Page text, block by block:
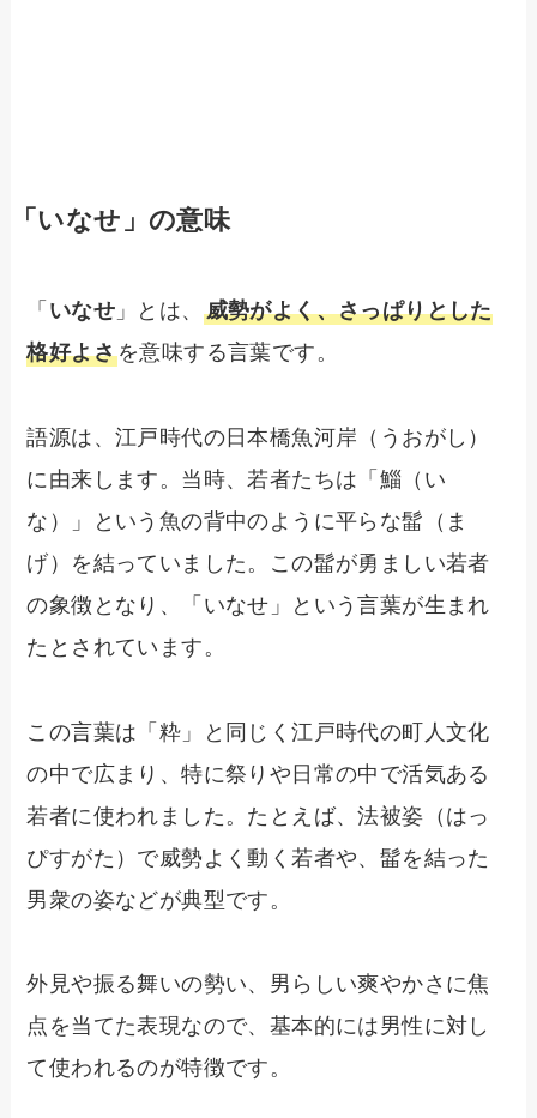
「いなせ」の意味
「 いなせ 」とは、 威勢がよく、さっぱりとした
格好よさを意味する言葉です。
語源は、江戸時代の日本橋魚河岸（うおがし）
に由来します。当時、若者たちは「鯔（い
な）」という魚の背中のように平らな髷（ま
げ）を結っていました。この髷が勇ましい若者
の象徴となり、「いなせ」という言葉が生まれ
たとされています。
この言葉は「粋」と同じく江戸時代の町人文化
の中で広まり、特に祭りや日常の中で活気ある
若者に使われました。たとえば、法被姿（はっ
ぴすがた）で威勢よく動く若者や、髷を結った
男衆の姿などが典型です。
外見や振る舞いの勢い、男らしい爽やかさに焦
点を当てた表現なので、基本的には男性に対し
て使われるのが特徴です。